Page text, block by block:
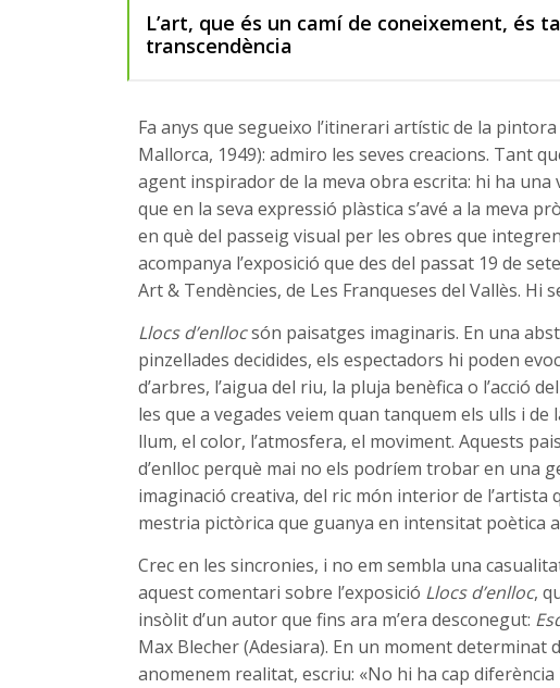
L’art, que és un camí de coneixement, és
transcendència
Fa anys que segueixo l’itinerari artístic de la
Mallorca, 1949): admiro les seves creacions. Tant
agent inspirador de la meva obra escrita: hi ha una
que en la seva expressió plàstica s’avé a la meva
en què del passeig visual per les obres que integren
acompanya l’exposició que des del passat 19 de
Art & Tendències, de Les Franqueses del Vallès. Hi
Llocs d’enllocsón paisatges imaginaris. En una
pinzellades decidides, els espectadors hi poden
d’arbres, l’aigua del riu, la pluja benèfica o l’acció
les que a vegades veiem quan tanquem els ulls i
llum, el color, l’atmosfera, el moviment. Aquests
d’enlloc perquè mai no els podríem trobar en una
imaginació creativa, del ric món interior de l’artista
mestria pictòrica que guanya en intensitat poètica
Crec en les sincronies, i no em sembla una
aquest comentari sobre l’exposició Llocs d’enlloc,
insòlit d’un autor que fins ara m’era desconegut:
Max Blecher (Adesiara). En un moment determinat
anomenem realitat, escriu: «No hi ha cap